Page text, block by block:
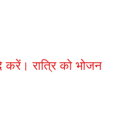
रात्रि को भोजन